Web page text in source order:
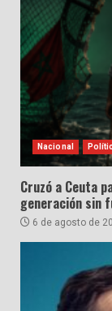
Nacional
Cruzó a Ceuta
generación sin
6 de agosto de